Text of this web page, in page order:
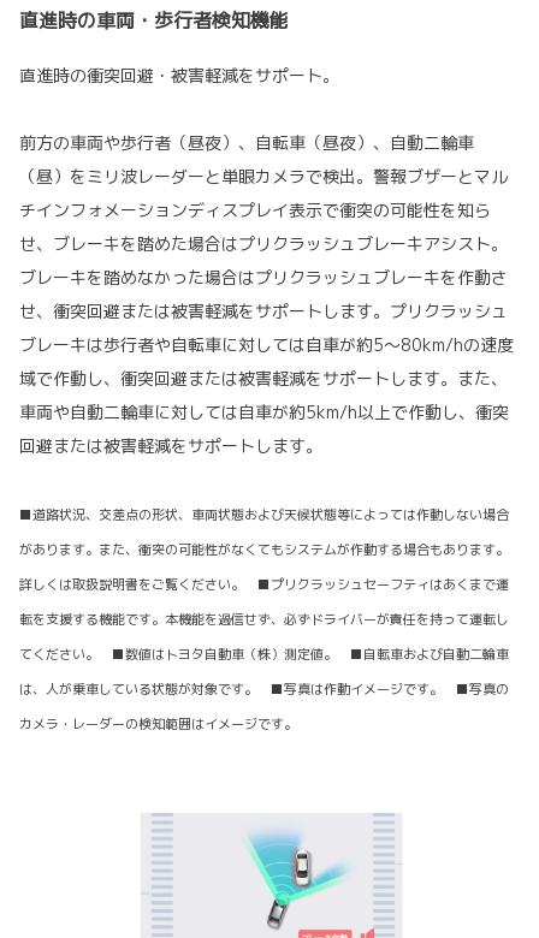
直進時の車両・歩行者検知機能
直進時の衝突回避・被害軽減をサポート。
前方の車両や歩行者（昼夜）、自転車（昼夜）、自動二輪車
（昼）をミリ波レーダーと単眼カメラで検出。警報ブザーとマル
チインフォメーションディスプレイ表示で衝突の可能性を知ら
せ、ブレーキを踏めた場合はプリクラッシュブレーキアシスト。
ブレーキを踏めなかった場合はプリクラッシュブレーキを作動さ
せ、衝突回避または被害軽減をサポートします。プリクラッシュ
ブレーキは歩行者や自転車に対しては自車が約5〜80km/hの速度
域で作動し、衝突回避または被害軽減をサポートします。また、
車両や自動二輪車に対しては自車が約5km/h以上で作動し、衝突
回避または被害軽減をサポートします。
■道路状況、交差点の形状、車両状態および天候状態等によっては作動しない場合
があります。また、衝突の可能性がなくてもシステムが作動する場合もあります。
詳しくは取扱説明書をご覧ください。 ■プリクラッシュセーフティはあくまで運
転を支援する機能です。本機能を過信せず、必ずドライバーが責任を持って運転し
てください。 ■数値はトヨタ自動車（株）測定値。 ■自転車および自動二輪車
は、人が乗車している状態が対象です。 ■写真は作動イメージです。 ■写真の
カメラ・レーダーの検知範囲はイメージです。